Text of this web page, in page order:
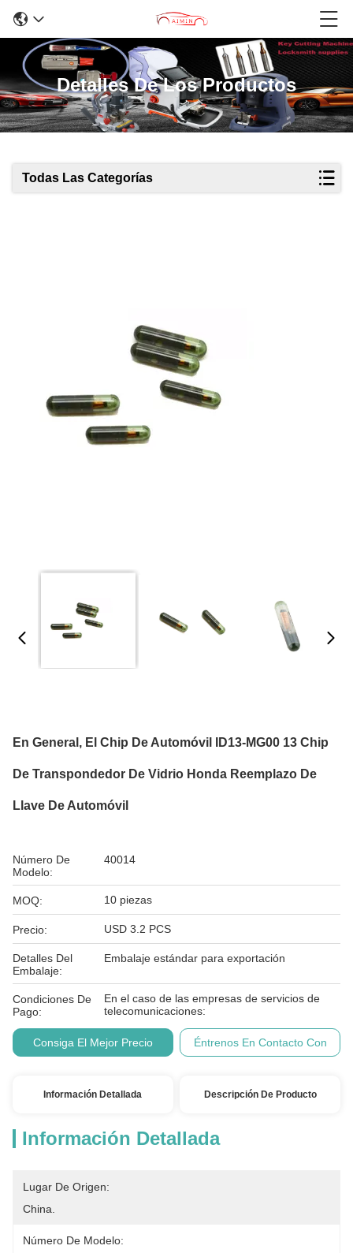
Detalles De Los Productos
Todas Las Categorías
En General, El Chip De Automóvil ID13-MG00 13 Chip
De Transpondedor De Vidrio Honda Reemplazo De
Llave De Automóvil
Número De
Modelo:
40014
MOQ: 10 piezas
Precio: USD 3.2 PCS
Detalles Del
Embalaje:
Embalaje estándar para exportación
Condiciones De
Pago:
En el caso de las empresas de servicios de
telecomunicaciones:
Consiga El Mejor Precio Éntrenos En Contacto Con
Información Detallada Descripción De Producto
Información Detallada
Lugar De Origen:
China.
Número De Modelo: